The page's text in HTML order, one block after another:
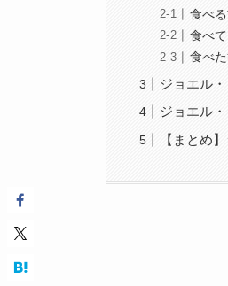
食べ
食べ
食べ
ジョエル
ジョエル
【まとめ